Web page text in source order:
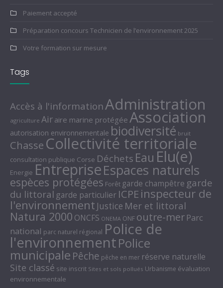
Paiement accepté
Préparation concours Technicien de l’environnement 2025
Votre formation sur mesure
Tags
Accès à l'informationAdministration
agriculture Air aire marine protégée Association
autorisation environnementale biodiversité bruit
Chasse Collectivité territoriale
consultation publique Corse Déchets Eau Elu(e)
Energie EntrepriseEspaces naturels
espèces protégées Forêt garde champêtre garde
du littoral garde particulier ICPE inspecteur de
l'environnement Justice Mer et littoral
Natura 2000 ONCFS ONEMA ONF outre-mer Parc
national parc naturel régional Police de
l'environnementPolice
municipale Pêche pêche en mer réserve naturelle
Site classé site inscrit Sites et sols pollués Urbanisme évaluation
environnementale